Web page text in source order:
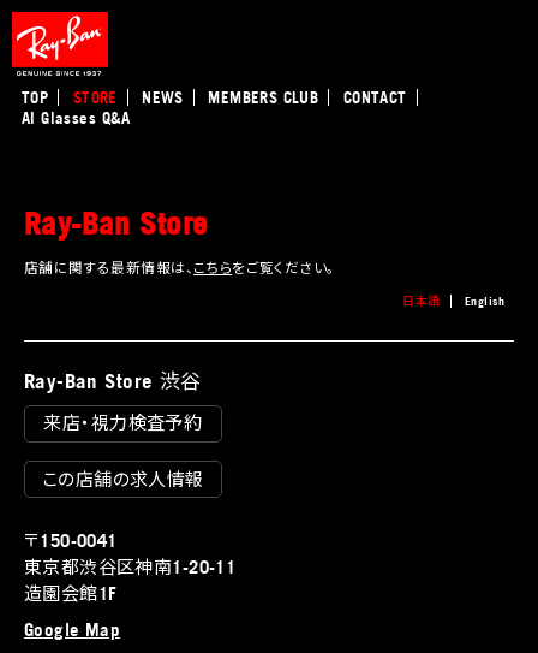
TOP STORE NEWS MEMBERS CLUB
CONTACT
AI Glasses Q&A
Ray-Ban Store
店舗に関する最新情報は、こちらをご覧ください。
日本語 English
Ray-Ban Store 渋谷
来店・視力検査予約
この店舗の求人情報
〒150-0041
東京都渋谷区神南1-20-11
造園会館1F
Google Map